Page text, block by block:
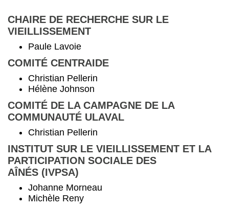
CHAIRE DE RECHERCHE SUR LE
VIEILLISSEMENT
Paule Lavoie
COMITÉ CENTRAIDE
Christian Pellerin
Hélène Johnson
COMITÉ DE LA CAMPAGNE DE LA
COMMUNAUTÉ ULAVAL
Christian Pellerin
INSTITUT SUR LE VIEILLISSEMENT ET LA
PARTICIPATION SOCIALE DES
AÎNÉS (IVPSA)
Johanne Morneau
Michèle Reny